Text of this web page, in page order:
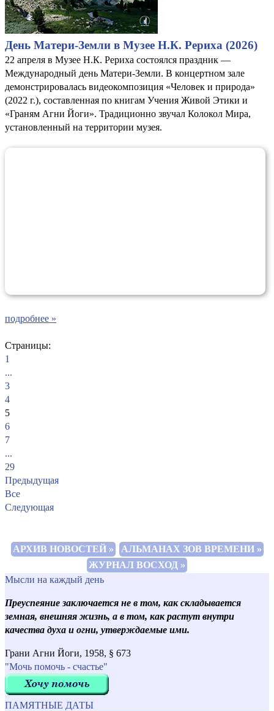
День Матери-Земли в Музее Н.К. Рериха (2026)
22 апреля в Музее Н.К. Рериха состоялся праздник —
Международный день Матери-Земли. В концертном зале
демонстрировалась видеокомпозиция «Человек и природа»
(2022 г.), составленная по книгам Учения Живой Этики и
«Граням Агни Йоги». Традиционно звучал Колокол Мира,
установленный на территории музея.
подробнее »
Страницы:
1
...
3
4
5
6
7
...
29
Предыдущая
Все
Следующая
АРХИВ НОВОСТЕЙ »
АЛЬМАНАХ ЗОВ ВРЕМЕНИ »
ЖУРНАЛ ВОСХОД »
Мысли на каждый день
Преуспеяние заключается не в том, как складывается
земная, внешняя жизнь, а в том, как растут внутри
качества духа и огни, утверждаемые ими.
Грани Агни Йоги, 1958, § 673
"Мочь помочь - счастье"
ПАМЯТНЫЕ ДАТЫ